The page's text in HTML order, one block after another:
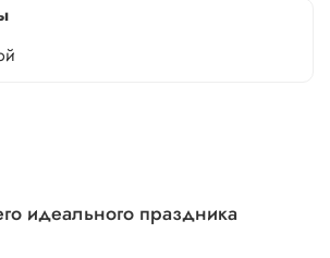
идеального праздника